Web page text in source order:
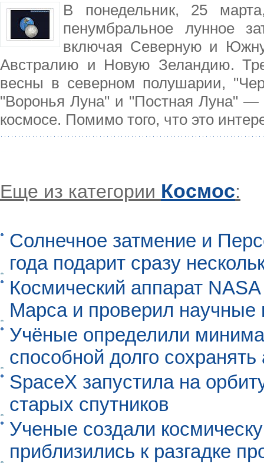
В понедельник, 25
пенумбральное лунное
включая Северную и
Австралию и Новую Зеландию.
весны в северном полушарии,
"Воронья Луна" и "Постная Луна"
космосе. Помимо того, что это
Еще из категории Космос:
Солнечное затмение и
года подарит сразу
Космический аппарат
Марса и проверил научные
Учёные определили
способной долго
SpaceX запустила на
старых спутников
Ученые создали
приблизились к разгадке